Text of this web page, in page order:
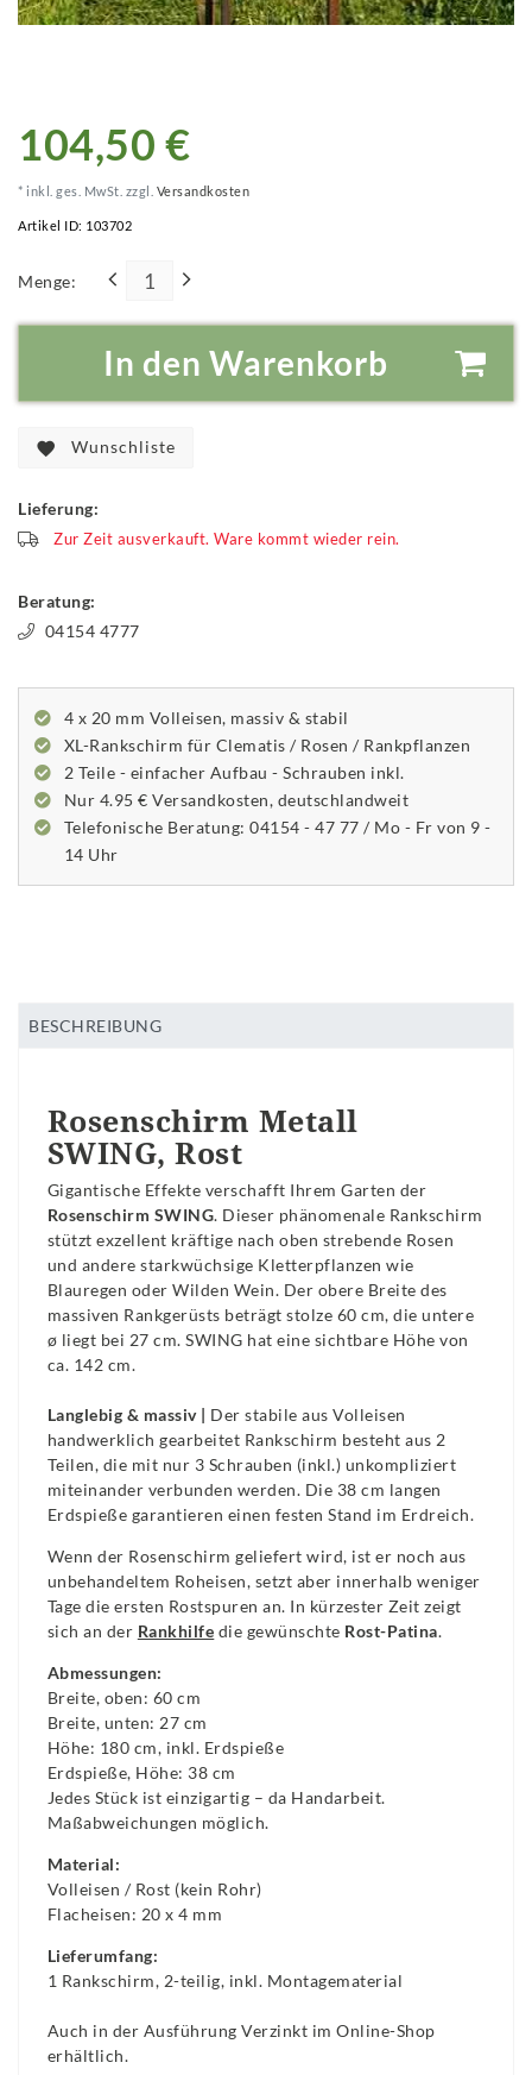
104,50 €
* inkl. ges. MwSt. zzgl. Versandkosten
Artikel ID: 103702
Menge:
In den Warenkorb
Wunschliste
Lieferung:
Zur Zeit ausverkauft. Ware kommt wieder rein.
Beratung:
04154 4777
4 x 20 mm Volleisen, massiv & stabil
XL-Rankschirm für Clematis / Rosen / Rankpflanzen
2 Teile - einfacher Aufbau - Schrauben inkl.
Nur 4.95 € Versandkosten, deutschlandweit
Telefonische Beratung: 04154 - 47 77 / Mo - Fr von 9 -
14 Uhr
BESCHREIBUNG
Rosenschirm Metall
SWING, Rost
Gigantische Effekte verschafft Ihrem Garten der
Rosenschirm SWING. Dieser phänomenale Rankschirm
stützt exzellent kräftige nach oben strebende Rosen
und andere starkwüchsige Kletterpflanzen wie
Blauregen oder Wilden Wein. Der obere Breite des
massiven Rankgerüsts beträgt stolze 60 cm, die untere
ø liegt bei 27 cm. SWING hat eine sichtbare Höhe von
ca. 142 cm.
Langlebig & massiv | Der stabile aus Volleisen
handwerklich gearbeitet Rankschirm besteht aus 2
Teilen, die mit nur 3 Schrauben (inkl.) unkompliziert
miteinander verbunden werden. Die 38 cm langen
Erdspieße garantieren einen festen Stand im Erdreich.
Wenn der Rosenschirm geliefert wird, ist er noch aus
unbehandeltem Roheisen, setzt aber innerhalb weniger
Tage die ersten Rostspuren an. In kürzester Zeit zeigt
sich an der Rankhilfe die gewünschte Rost-Patina.
Abmessungen:
Breite, oben: 60 cm
Breite, unten: 27 cm
Höhe: 180 cm, inkl. Erdspieße
Erdspieße, Höhe: 38 cm
Jedes Stück ist einzigartig – da Handarbeit.
Maßabweichungen möglich.
Material:
Volleisen / Rost (kein Rohr)
Flacheisen: 20 x 4 mm
Lieferumfang:
1 Rankschirm, 2-teilig, inkl. Montagematerial
Auch in der Ausführung Verzinkt im Online-Shop
erhältlich.